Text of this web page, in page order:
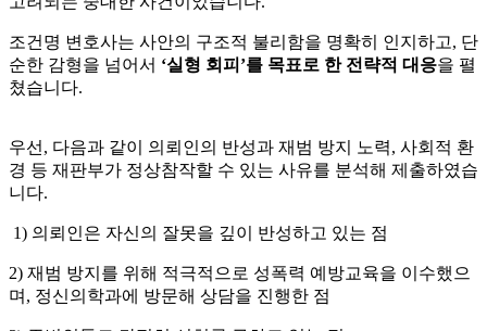
조건명 변호사는 사안의 구조적 불리함을 명확히 인지하고, 단
순한 감형을 넘어서 ‘실형 회피’를 목표로 한 전략적 대응을 펼
쳤습니다.
우선, 다음과 같이 의뢰인의 반성과 재범 방지 노력, 사회적 환
경 등 재판부가 정상참작할 수 있는 사유를 분석해 제출하였습
니다.
1) 의뢰인은 자신의 잘못을 깊이 반성하고 있는 점
2) 재범 방지를 위해 적극적으로 성폭력 예방교육을 이수했으
며, 정신의학과에 방문해 상담을 진행한 점